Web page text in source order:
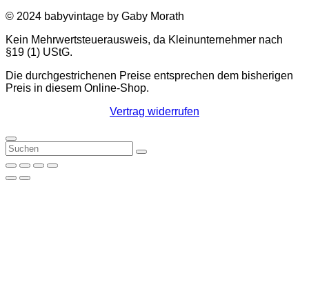
© 2024 babyvintage by Gaby Morath
Kein Mehrwertsteuerausweis, da Kleinunternehmer nach
§19 (1) UStG.
Die durchgestrichenen Preise entsprechen dem bisherigen
Preis in diesem Online-Shop.
Vertrag widerrufen